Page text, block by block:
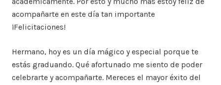
acompañarte en este día tan importante
¡Felicitaciones!
Hermano, hoy es un día mágico y especial porque te
estás graduando. Qué afortunado me siento de poder
celebrarte y acompañarte. Mereces el mayor éxito del